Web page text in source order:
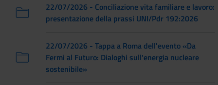
22/07/2026 - Conciliazione vita familiare e lavoro:
presentazione della prassi UNI/Pdr 192:2026
22/07/2026 - Tappa a Roma dell'evento «Da
Fermi al Futuro: Dialoghi sull'energia nucleare
sostenibile»